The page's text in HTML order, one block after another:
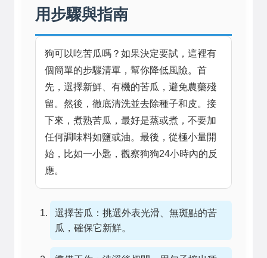
用步驟與指南
狗可以吃苦瓜嗎？如果決定要試，這裡有
個簡單的步驟清單，幫你降低風險。首
先，選擇新鮮、有機的苦瓜，避免農藥殘
留。然後，徹底清洗並去除種子和皮。接
下來，煮熟苦瓜，最好是蒸或煮，不要加
任何調味料如鹽或油。最後，從極小量開
始，比如一小匙，觀察狗狗24小時內的反
應。
選擇苦瓜：挑選外表光滑、無斑點的苦
瓜，確保它新鮮。